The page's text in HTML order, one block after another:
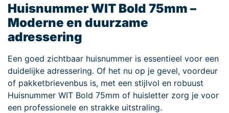
Huisnummer WIT Bold 75mm –
Moderne en duurzame
adressering
Een goed zichtbaar huisnummer is essentieel voor een
duidelijke adressering. Of het nu op je gevel, voordeur
of pakketbrievenbus is, met een stijlvol en robuust
Huisnummer WIT Bold 75mm of huisletter zorg je voor
een professionele en strakke uitstraling.